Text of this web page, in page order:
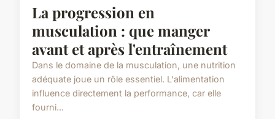
La progression en
musculation : que manger
avant et après l'entraînement
Dans le domaine de la musculation, une nutrition
adéquate joue un rôle essentiel. L'alimentation
influence directement la performance, car elle
fourni...